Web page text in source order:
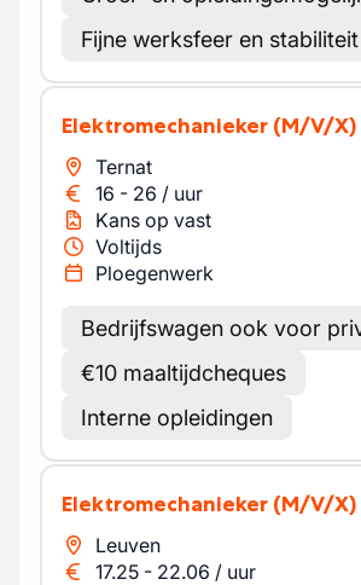
Fijne werksfeer en stabiliteit
Elektromechanieker (M/V/X)
Ternat
16 - 26 / uur
Kans op vast
Voltijds
Ploegenwerk
Bedrijfswagen ook voor
€10 maaltijdcheques
Interne opleidingen
Elektromechanieker (M/V/X)
Leuven
17.25 - 22.06 / uur